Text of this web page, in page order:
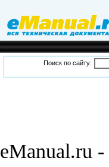
Поиск по сайту:
eManual.ru -